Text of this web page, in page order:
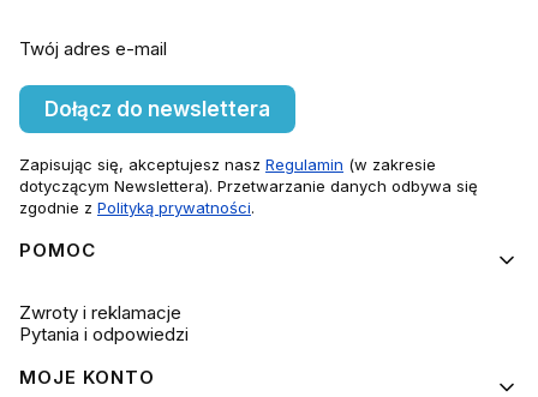
Twój adres e-mail
Dołącz do newslettera
Zapisując się, akceptujesz nasz Regulamin (w zakresie
dotyczącym Newslettera). Przetwarzanie danych odbywa się
zgodnie z Polityką prywatności.
Linki w stopce
POMOC
Zwroty i reklamacje
Pytania i odpowiedzi
MOJE KONTO